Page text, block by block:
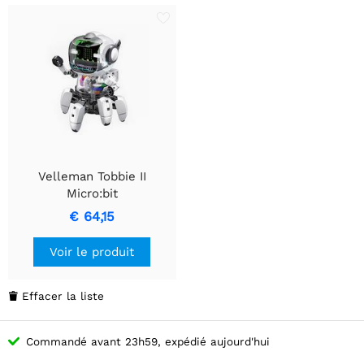
Velleman Tobbie II
Micro:bit
€ 64,15
Voir le produit
 Effacer la liste
Commandé avant 23h59, expédié aujourd'hui